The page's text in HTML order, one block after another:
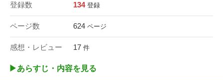
登録数 134 登録
ページ数 624 ページ
感想・レビュー 17 件
▶︎あらすじ・内容を見る